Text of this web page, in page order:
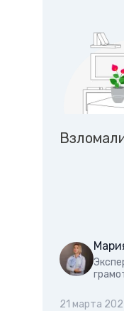
21 марта